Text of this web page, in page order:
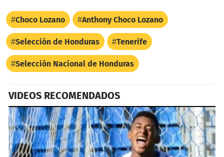
Choco Lozano Anthony Choco Lozano
Selección de Honduras Tenerife
Selección Nacional de Honduras
VIDEOS RECOMENDADOS